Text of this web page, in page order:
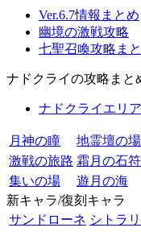
Ver.6.7情報まとめ
幽境の激戦攻略
七聖召喚攻略ま
ナドクライの攻略まと
ナドクライエリ
月神の瞳
地霊壇の
激戦の旅路 霜月の石符
集いの場
遊月の海
新キャラ/復刻キャラ
サンドローネ シトラリ